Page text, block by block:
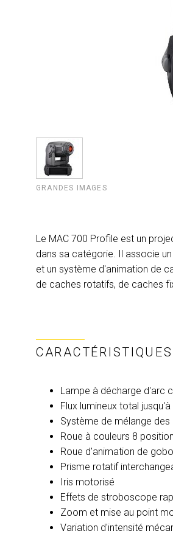
GRANDES IMAGES
Le MAC 700 Profile est un
dans sa catégorie. Il associe
et un système d'animation de
de caches rotatifs, de caches
CARACTÉRISTIQUES
Lampe à décharge d'arc
Flux lumineux total
Système de mélange des
Roue à couleurs 8
Roue d'animation de
Prisme rotatif
Iris motorisé
Effets de stroboscope
Zoom et mise au point
Variation d'intensité